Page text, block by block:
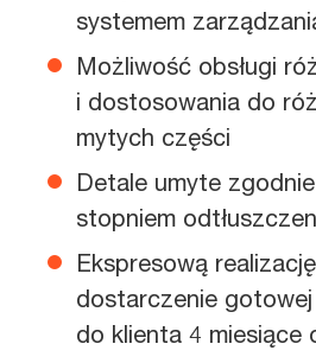
systemem
Możliwość obsługi
i dostosowania do
mytych części
Detale umyte
stopniem
Ekspresową
dostarczenie gotowej
do klienta 4 miesiące